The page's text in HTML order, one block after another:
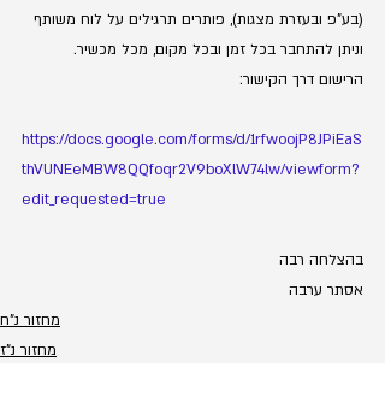
(בע"פ ובעזרת מצגות), פותרים תרגילים על לוח משותף
וניתן להתחבר בכל זמן ובכל מקום, מכל מכשיר.
הרישום דרך הקישור:
https://docs.google.com/forms/d/1rfwoojP8JPiEaS
thVUNEeMBW8QQfoqr2V9boXlW74lw/viewform?
edit_requested=true
בהצלחה רבה
אסתר ערבה
מחזור נ"ח
מחזור נ"ז